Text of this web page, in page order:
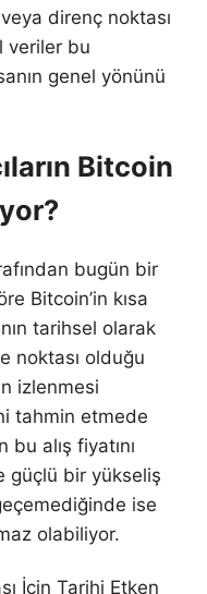
direnç noktası
veriler bu
genel yönünü
Bitcoin
bugün bir
Bitcoin’in kısa
tarihsel olarak
noktası olduğu
izlenmesi
tahmin etmede
alış fiyatını
güçlü bir yükseliş
ise
olabiliyor.